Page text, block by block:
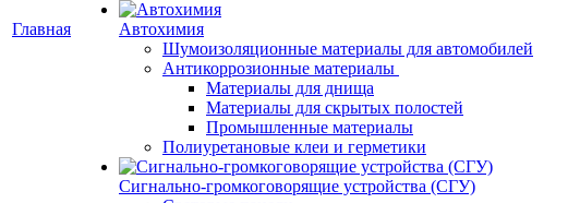
Главная
Автохимия
Шумоизоляционные материалы для автомобилей
Антикоррозионные материалы
Материалы для днища
Материалы для скрытых полостей
Промышленные материалы
Полиуретановые клеи и герметики
Сигнально-громкоговорящие устройства (СГУ)